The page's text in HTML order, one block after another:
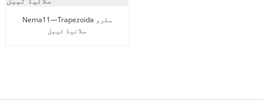
Nema11—Trapezoida سکرو
سلائیڈ ٹیبل